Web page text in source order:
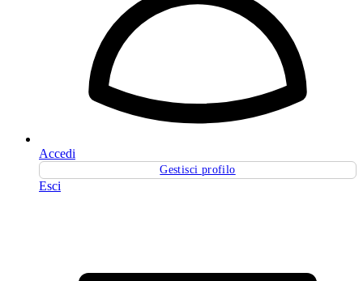
Accedi
Gestisci profilo
Esci